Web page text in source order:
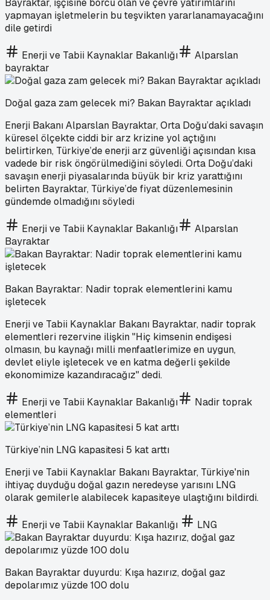
Bayraktar, işçisine borcu olan ve çevre yatırımlarını
yapmayan işletmelerin bu teşvikten yararlanamayacağını
dile getirdi
Enerji ve Tabii Kaynaklar Bakanlığı
Alparslan
bayraktar
Doğal gaza zam gelecek mi? Bakan Bayraktar açıkladı
Enerji Bakanı Alparslan Bayraktar, Orta Doğu’daki savaşın
küresel ölçekte ciddi bir arz krizine yol açtığını
belirtirken, Türkiye’de enerji arz güvenliği açısından kısa
vadede bir risk öngörülmediğini söyledi. Orta Doğu’daki
savaşın enerji piyasalarında büyük bir kriz yarattığını
belirten Bayraktar, Türkiye’de fiyat düzenlemesinin
gündemde olmadığını söyledi
Enerji ve Tabii Kaynaklar Bakanlığı
Alparslan
Bayraktar
Bakan Bayraktar: Nadir toprak elementlerini kamu
işletecek
Enerji ve Tabii Kaynaklar Bakanı Bayraktar, nadir toprak
elementleri rezervine ilişkin "Hiç kimsenin endişesi
olmasın, bu kaynağı milli menfaatlerimize en uygun,
devlet eliyle işletecek ve en katma değerli şekilde
ekonomimize kazandıracağız" dedi.
Enerji ve Tabii Kaynaklar Bakanlığı
Nadir toprak
elementleri
Türkiye’nin LNG kapasitesi 5 kat arttı
Enerji ve Tabii Kaynaklar Bakanı Bayraktar, Türkiye'nin
ihtiyaç duyduğu doğal gazın neredeyse yarısını LNG
olarak gemilerle alabilecek kapasiteye ulaştığını bildirdi.
Enerji ve Tabii Kaynaklar Bakanlığı LNG
Bakan Bayraktar duyurdu: Kışa hazırız, doğal gaz
depolarımız yüzde 100 dolu